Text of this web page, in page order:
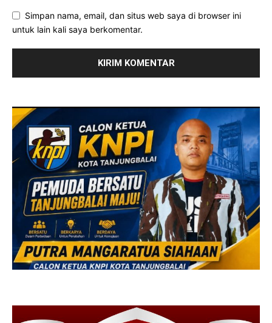
Simpan nama, email, dan situs web saya di browser ini
untuk lain kali saya berkomentar.